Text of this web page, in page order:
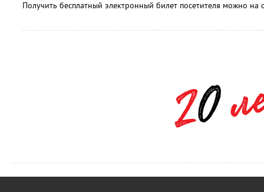
Получить бесплатный электронный билет посетителя можно на